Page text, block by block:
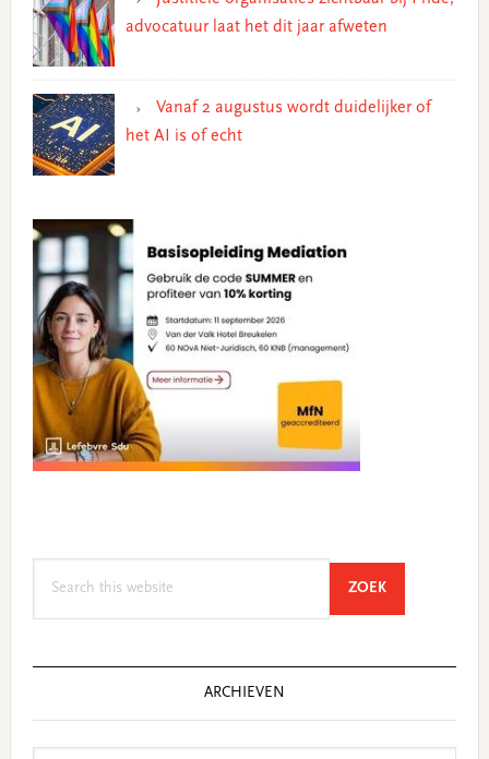
advocatuur laat het dit jaar afweten
Vanaf 2 augustus wordt duidelijker of
het AI is of echt
ZOEKSEARCH
ARCHIEVEN